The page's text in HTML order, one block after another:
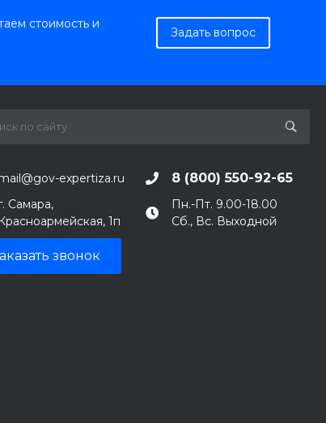
стоимость и
Задать вопрос
expertiza.ru 8 (800) 550-92-65
Самара,
Красноармейская, 1п
Пн.-Пт. 9.00-18.00
Сб., Вс. Выходной
звонок